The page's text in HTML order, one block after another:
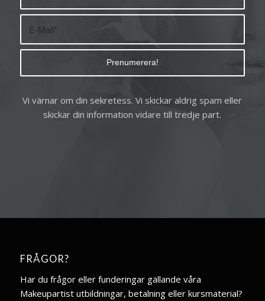
Vi värnar om din sekretess. Vi skickar aldrig spam eller
skickar din information vidare till tredje part.
FRÅGOR?
Har du frågor eller funderingar gällande våra
Makeupartist utbildningar, betalning eller kursmaterial?